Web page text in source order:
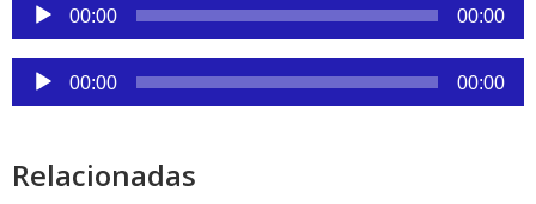
audio
00:00 00:00
Reproductor
de
00:00 00:00
Relacionadas